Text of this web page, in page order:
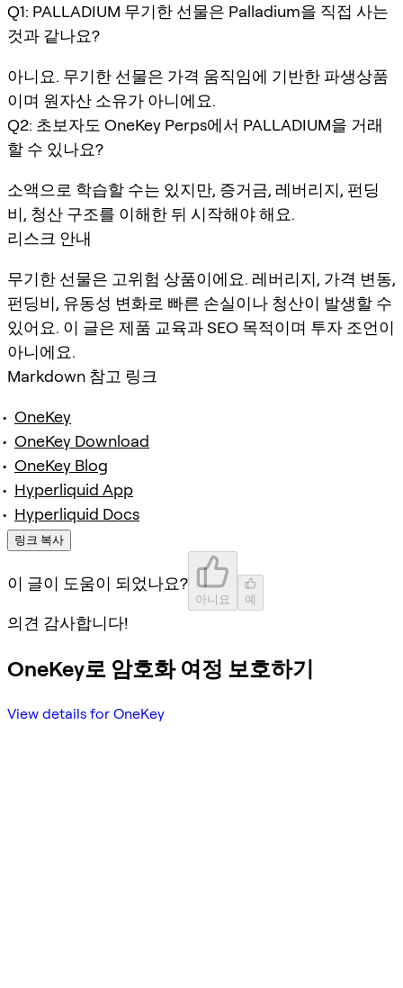
Q1: PALLADIUM 무기한 선물은 Palladium을 직접 사는
것과 같나요?
아니요. 무기한 선물은 가격 움직임에 기반한 파생상품
이며 원자산 소유가 아니에요.
Q2: 초보자도 OneKey Perps에서 PALLADIUM을 거래
할 수 있나요?
소액으로 학습할 수는 있지만, 증거금, 레버리지, 펀딩
비, 청산 구조를 이해한 뒤 시작해야 해요.
리스크 안내
무기한 선물은 고위험 상품이에요. 레버리지, 가격 변동,
펀딩비, 유동성 변화로 빠른 손실이나 청산이 발생할 수
있어요. 이 글은 제품 교육과 SEO 목적이며 투자 조언이
아니에요.
Markdown 참고 링크
OneKey
OneKey Download
OneKey Blog
Hyperliquid App
Hyperliquid Docs
링크 복사
이 글이 도움이 되었나요?
아니요 예
의견 감사합니다!
OneKey로 암호화 여정 보호하기
View details for OneKey